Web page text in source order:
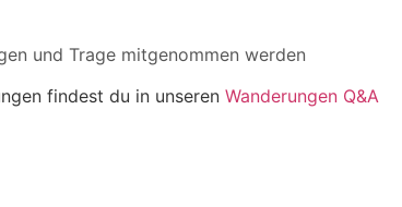
und Trage mitgenommen werden
findest du in unseren Wanderungen Q&A